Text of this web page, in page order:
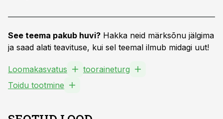
See teema pakub huvi? Hakka neid märksõnu jälgima
ja saad alati teavituse, kui sel teemal ilmub midagi uut!
Loomakasvatus
tooraineturg
Toidu tootmine